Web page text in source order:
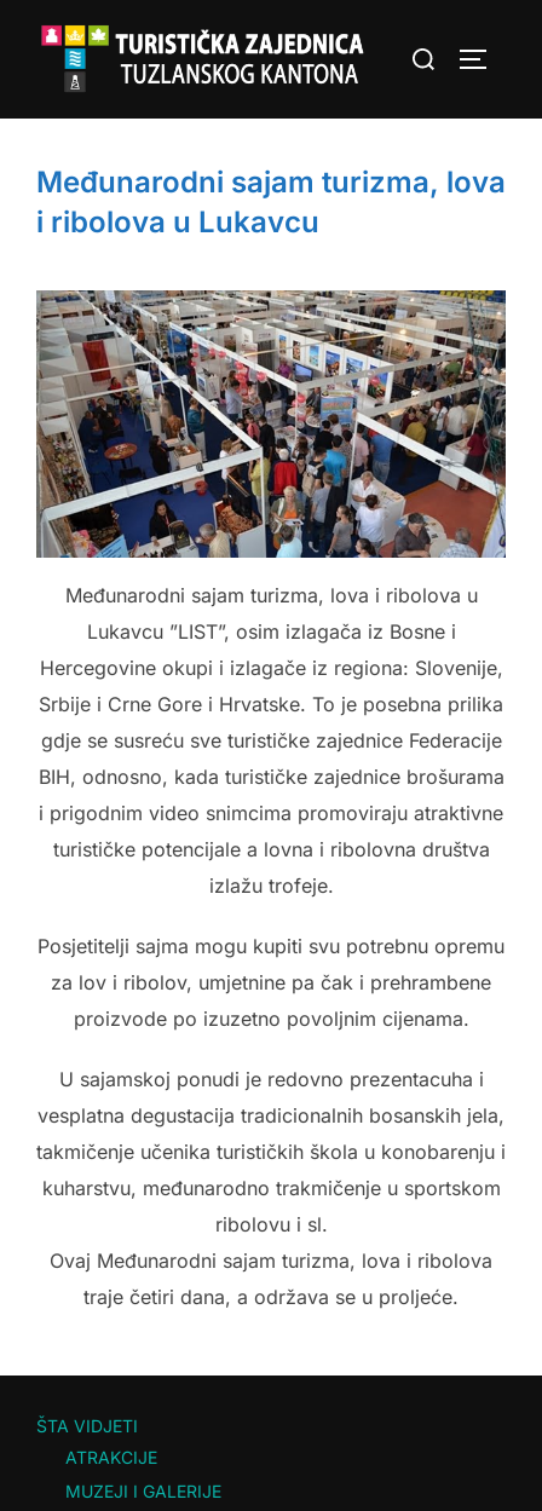
Search
Međunarodni sajam turizma, lova
i ribolova u Lukavcu
Međunarodni sajam turizma, lova i ribolova u
Lukavcu ”LIST”, osim izlagača iz Bosne i
Hercegovine okupi i izlagače iz regiona: Slovenije,
Srbije i Crne Gore i Hrvatske. To je posebna prilika
gdje se susreću sve turističke zajednice Federacije
BIH, odnosno, kada turističke zajednice brošurama
i prigodnim video snimcima promoviraju atraktivne
turističke potencijale a lovna i ribolovna društva
izlažu trofeje.
Posjetitelji sajma mogu kupiti svu potrebnu opremu
za lov i ribolov, umjetnine pa čak i prehrambene
proizvode po izuzetno povoljnim cijenama.
U sajamskoj ponudi je redovno prezentacuha i
vesplatna degustacija tradicionalnih bosanskih jela,
takmičenje učenika turističkih škola u konobarenju i
kuharstvu, međunarodno trakmičenje u sportskom
ribolovu i sl.
Ovaj Međunarodni sajam turizma, lova i ribolova
traje četiri dana, a održava se u proljeće.
ŠTA VIDJETI
ATRAKCIJE
MUZEJI I GALERIJE